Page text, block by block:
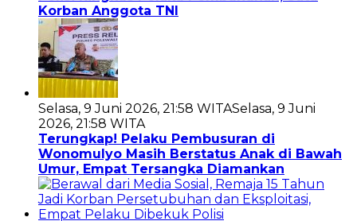
Korban Anggota TNI
Selasa, 9 Juni 2026, 21:58 WITASelasa, 9 Juni
2026, 21:58 WITA
Terungkap! Pelaku Pembusuran di
Wonomulyo Masih Berstatus Anak di Bawah
Umur, Empat Tersangka Diamankan